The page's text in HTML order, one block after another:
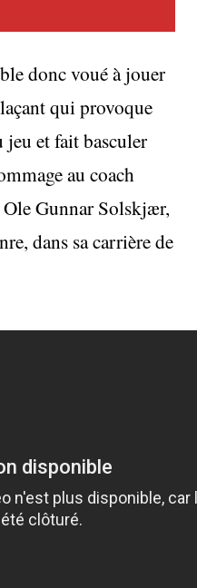
donc voué à jouer
qui provoque
et fait basculer
au coach
Gunnar Solskjær,
dans sa carrière de